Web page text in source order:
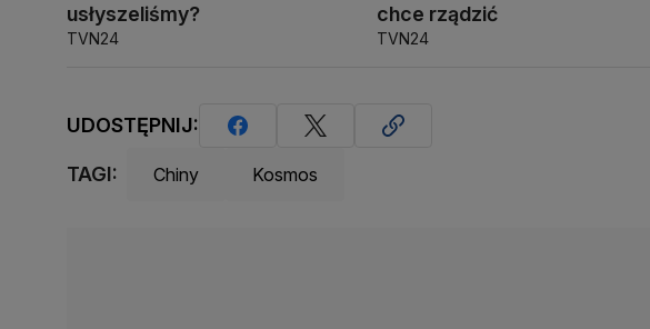
usłyszeliśmy?
TVN24
chce rządzić
TVN24
UDOSTĘPNIJ:
TAGI: Chiny Kosmos